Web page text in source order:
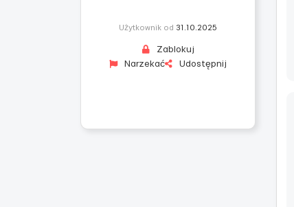
Użytkownik od 31.10.2025
Zablokuj
Narzekać
Udostępnij